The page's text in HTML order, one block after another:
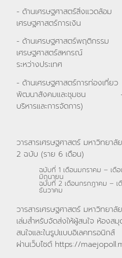
- ด้านเศรษฐศาสตร์สิ่ง
เศรษฐศาสตร์การเงิน
- ด้านเศรษฐศาสตร์พ
เศรษฐศาสตร์สหกรณ์ -
ระหว่างประเทศ
- ด้านเศรษฐศาสตร์การท่
พัฒนาสังคมและชุมชน - ด้า
บริหารและการจัดการ)
วารสารเศรษฐศาสตร์ มหาวิทยา
2 ฉบับ (ราย 6 เดือน)
ฉบับที่ 1 เดือนมกราคม –
มิถุนายน
ฉบับที่ 2 เดือนกรกฎาคม –
ธันวาคม
วารสารเศรษฐศาสตร์ มหาวิทยาลั
เล่มสำหรับจัดส่งให้ผู้สนใจ ห้องส
สนใจและในรูปแบบอิเลคทรอนิกส์
ผ่านเว็บไซต์ https://